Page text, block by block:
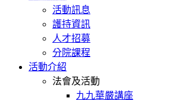
活動訊息
護持資訊
人才招募
分院課程
活動介紹
法會及活動
九九華嚴講座